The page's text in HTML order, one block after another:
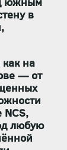
в
на
— от
NCS,
любую